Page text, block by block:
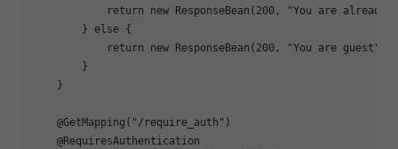
return
new ResponseBean( 200 ,
"You are already
        }
else {
return
new ResponseBean( 200 , "You are guest"
        }
    }
@GetMapping ( "/require_auth" )
@RequiresAuthentication